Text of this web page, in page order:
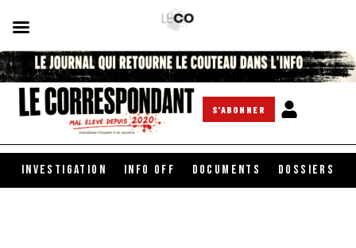
S'ABONNER
INVESTIGATION INFO OFF DOCUMENTS DOSSIERS